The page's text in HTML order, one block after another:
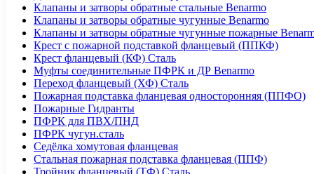
Клапаны и затворы обратные стальные Benarmo
Клапаны и затворы обратные чугунные Benarmo
Клапаны и затворы обратные чугунные пожарные
Крест с пожарной подставкой фланцевый (ППКФ)
Крест фланцевый (КФ) Сталь
Муфты соединительные ПФРК и ДР Benarmo
Переход фланцевый (ХФ) Сталь
Пожарная подставка фланцевая односторонняя (ППФО)
Пожарные Гидранты
ПФРК для ПВХ/ПНД
ПФРК чугун.сталь
Седёлка хомутовая фланцевая
Стальная пожарная подставка фланцевая (ППФ)
Тройник фланцевый (ТФ) Сталь